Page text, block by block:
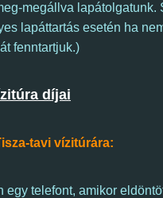
megállva
lapáttartás esetén ha
fenntartjuk.)
díjai
tavi vízitúrára:
egy telefont, amikor